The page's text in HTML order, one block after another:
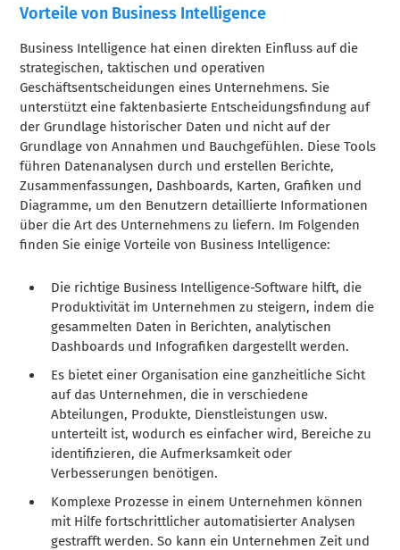
Vorteile von Business Intelligence
Business Intelligence hat einen direkten Einfluss auf die
strategischen, taktischen und operativen
Geschäftsentscheidungen eines Unternehmens. Sie
unterstützt eine faktenbasierte Entscheidungsfindung auf
der Grundlage historischer Daten und nicht auf der
Grundlage von Annahmen und Bauchgefühlen. Diese Tools
führen Datenanalysen durch und erstellen Berichte,
Zusammenfassungen, Dashboards, Karten, Grafiken und
Diagramme, um den Benutzern detaillierte Informationen
über die Art des Unternehmens zu liefern. Im Folgenden
finden Sie einige Vorteile von Business Intelligence:
Die richtige Business Intelligence-Software hilft, die
Produktivität im Unternehmen zu steigern, indem die
gesammelten Daten in Berichten, analytischen
Dashboards und Infografiken dargestellt werden.
Es bietet einer Organisation eine ganzheitliche Sicht
auf das Unternehmen, die in verschiedene
Abteilungen, Produkte, Dienstleistungen usw.
unterteilt ist, wodurch es einfacher wird, Bereiche zu
identifizieren, die Aufmerksamkeit oder
Verbesserungen benötigen.
Komplexe Prozesse in einem Unternehmen können
mit Hilfe fortschrittlicher automatisierter Analysen
gestrafft werden. So kann ein Unternehmen Zeit und